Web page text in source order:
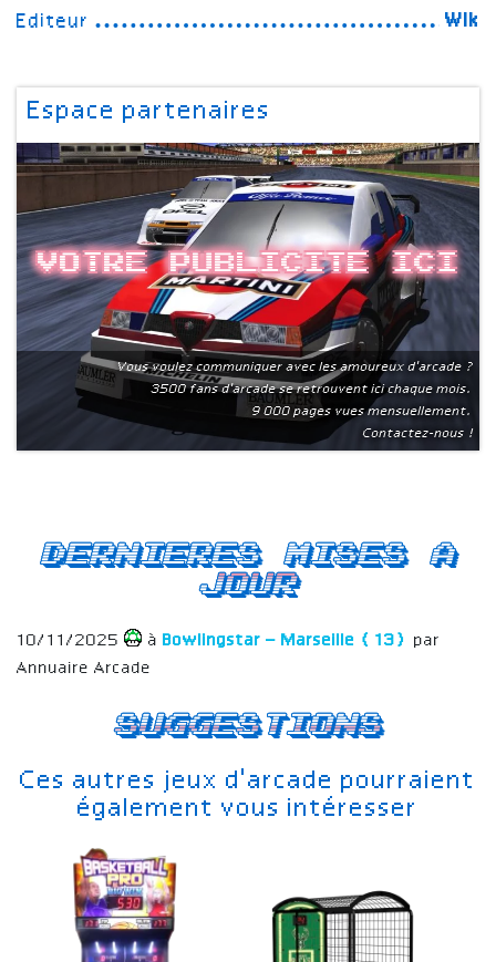
Editeur
Wik
Espace partenaires
Votre publicite ici
Vous voulez communiquer avec les amoureux d'arcade ?
3500 fans d'arcade se retrouvent ici chaque mois.
9 000 pages vues mensuellement.
Contactez-nous !
Suggestions
Ces autres jeux d'arcade pourraient
également vous intéresser
Dernieres mises a
jour
10/11/2025 à Bowlingstar – Marseille (13)
par
Annuaire Arcade